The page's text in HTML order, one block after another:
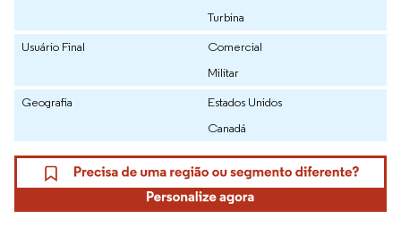
Turbina
Usuário Final
Comercial
Militar
Geografia
Estados Unidos
Canadá